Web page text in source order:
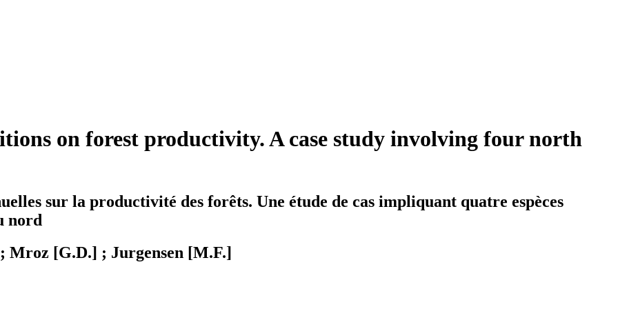
on forest productivity. A case study involving four north
sur la productivité des forêts. Une étude de cas impliquant quatre espèces
nord
Mroz [G.D.] ; Jurgensen [M.F.]